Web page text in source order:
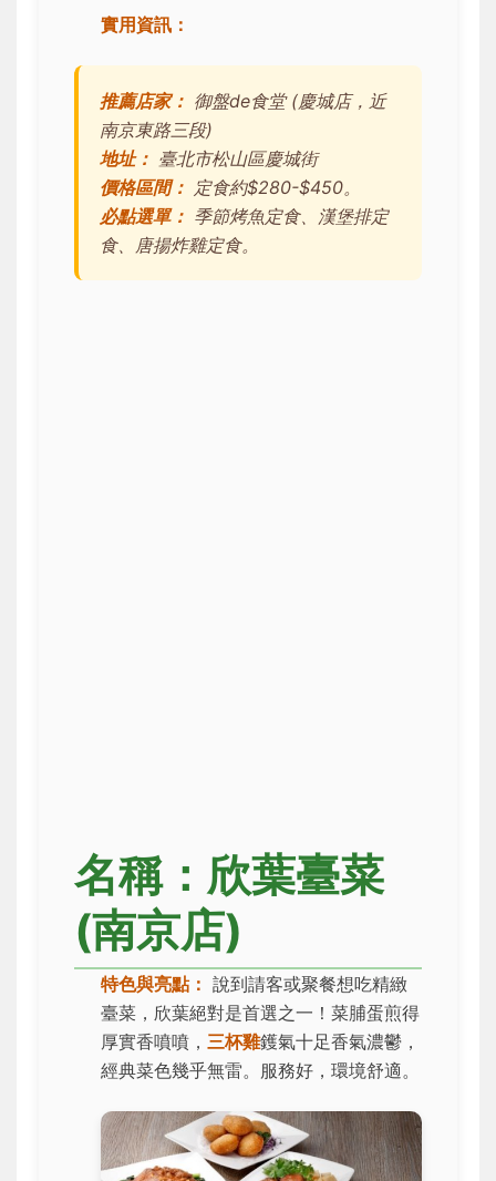
實用資訊：
推薦店家： 御盤de食堂 (慶城店，近
南京東路三段)
地址： 臺北市松山區慶城街
價格區間： 定食約$280-$450。
必點選單： 季節烤魚定食、漢堡排定
食、唐揚炸雞定食。
名稱：欣葉臺菜
(南京店)
特色與亮點： 說到請客或聚餐想吃精緻
臺菜，欣葉絕對是首選之一！菜脯蛋煎得
厚實香噴噴， 三杯雞鑊氣十足香氣濃鬱，
經典菜色幾乎無雷。服務好，環境舒適。